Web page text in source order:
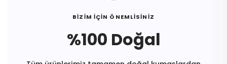
BİZİM İÇİN ÖNEMLİSİNİZ
%100 Doğal